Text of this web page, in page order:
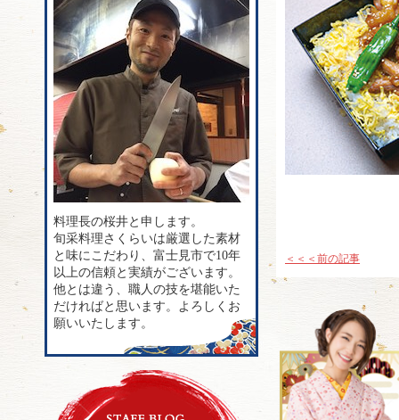
＜＜＜前の記事
料理長の桜井と申します。
旬采料理さくらいは厳選した素材
と味にこだわり、富士見市で10年
以上の信頼と実績がございます。
他とは違う、職人の技を堪能いた
だければと思います。よろしくお
願いいたします。